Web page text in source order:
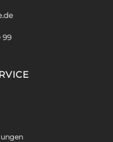
99